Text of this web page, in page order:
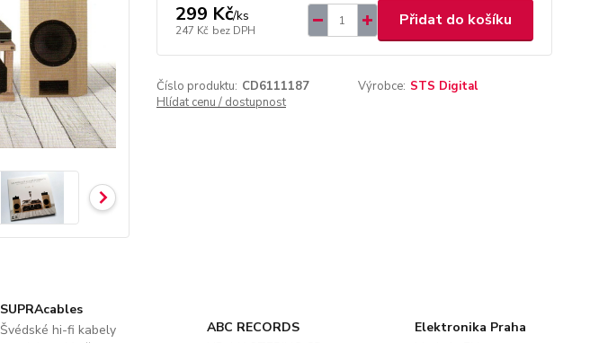
299 Kč/ks
247 Kč bez DPH
Přidat do košíku
Číslo produktu: CD6111187 Výrobce: STS Digital
Hlídat cenu / dostupnost
SUPRAcables
Švédské hi-fi kabely
ABC RECORDS
Elektronika Praha